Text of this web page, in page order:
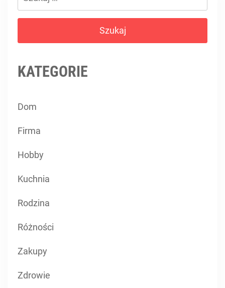
KATEGORIE
Dom
Firma
Hobby
Kuchnia
Rodzina
Różności
Zakupy
Zdrowie